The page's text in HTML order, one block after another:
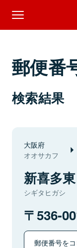
郵便番
検索結果
大阪府
オオサカフ
新喜多東
シギタヒガシ
536-
郵便番号を